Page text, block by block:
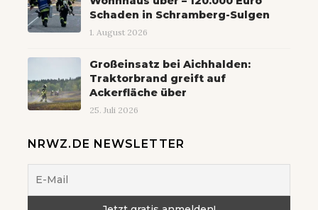
Schaden in Schramberg-Sulgen
1. August 2026
Großeinsatz bei Aichhalden:
Traktorbrand greift auf
Ackerfläche über
25. Juli 2026
NRWZ.DE NEWSLETTER